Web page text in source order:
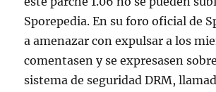
Sporepedia. En su foro oficial de
a amenazar con expulsar a los
comentasen y se expresasen
sistema de seguridad DRM,